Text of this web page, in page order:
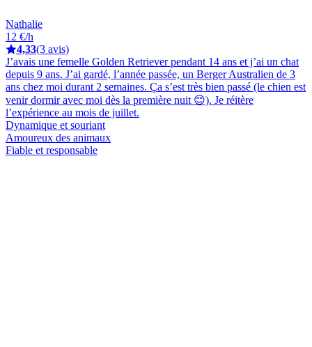
Nathalie
12 €/h
4,33(3 avis)
J’avais une femelle Golden Retriever pendant 14 ans et j’ai un chat
depuis 9 ans. J’ai gardé, l’année passée, un Berger Australien de 3
ans chez moi durant 2 semaines. Ça s’est très bien passé (le chien est
venir dormir avec moi dès la première nuit 😊). Je réitère
l’expérience au mois de juillet.
Dynamique et souriant
Amoureux des animaux
Fiable et responsable